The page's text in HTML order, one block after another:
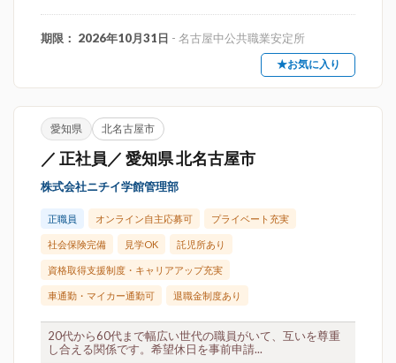
期限： 2026年10月31日 - 名古屋中公共職業安定所
★お気に入り
愛知県 北名古屋市
／ 正社員／ 愛知県 北名古屋市
株式会社ニチイ学館管理部
正職員 オンライン自主応募可 プライベート充実
社会保険完備 見学OK 託児所あり
資格取得支援制度・キャリアアップ充実
車通勤・マイカー通勤可 退職金制度あり
20代から60代まで幅広い世代の職員がいて、互いを尊重
し合える関係です。希望休日を事前申請...